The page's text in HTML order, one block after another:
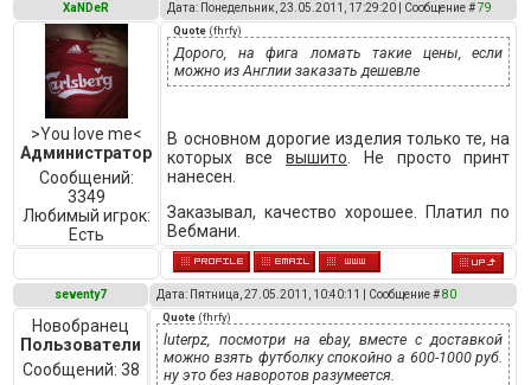
XaNDeR Дата: Понедельник, 23.05.2011, 17:29:20 | Сообщение #79
>You love me<
Администратор
Сообщений:
3349
Любимый игрок:
Есть
Quote (fhrfy)
Дорого, на фига ломать такие цены, если
можно из Англии заказать дешевле
В основном дорогие изделия только те, на
которых все вышито . Не просто принт
нанесен.
Заказывал, качество хорошее. Платил по
Вебмани.
seventy7 Дата: Пятница, 27.05.2011, 10:40:11 | Сообщение #80
Новобранец
Пользователи
Сообщений: 38
Quote (fhrfy)
luterpz, посмотри на ebay, вместе с доставкой
можно взять футболку спокойно а 600-1000 руб.
ну это без наворотов разумеется.